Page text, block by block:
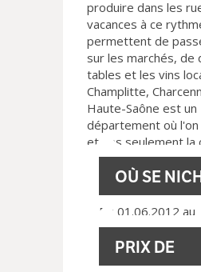
produire dans les
vacances à ce
permettent de
sur les marchés, de
tables et les vins
Champlitte,
Haute-Saône est un
département où l'on
et pas seulement la
pochouse (matelote
d'eau douce) dont
prétend détenir la
authentique.
OÙ SE
PRÉCIEUX
LE BIJOU
Du 01.06.2012 au
01.06.2015.
Lieu: mudac .
http://
PRIX DE